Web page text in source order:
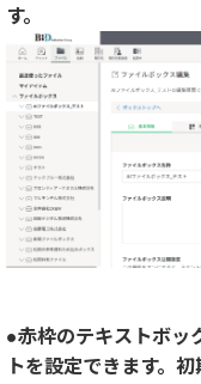
す。
●赤枠のテキストボッ
トを設定できます。